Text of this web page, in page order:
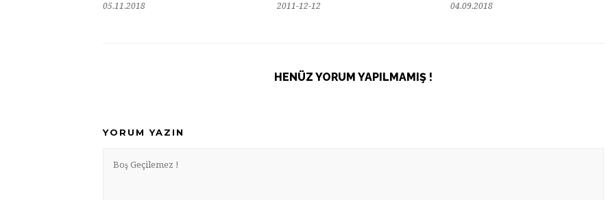
05.11.2018 2011-12-12 04.09.2018
HENÜZ YORUM YAPILMAMIŞ !
YORUM YAZIN